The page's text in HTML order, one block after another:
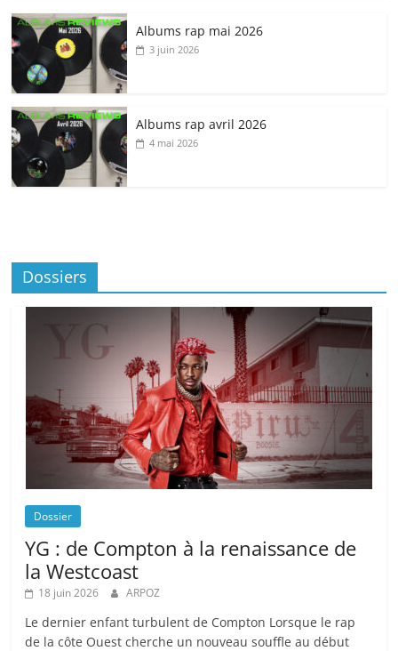
Albums rap mai 2026
3 juin 2026
Albums rap avril 2026
4 mai 2026
Dossiers
Dossier
YG : de Compton à la renaissance de
la Westcoast
18 juin 2026 ARPOZ
Le dernier enfant turbulent de Compton Lorsque le rap
de la côte Ouest cherche un nouveau souffle au début